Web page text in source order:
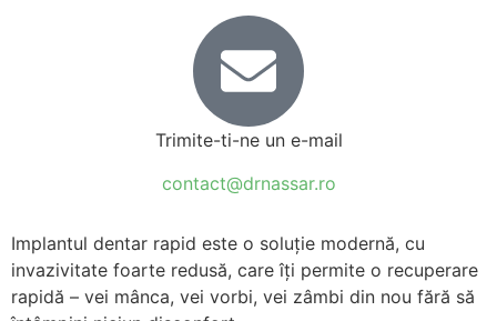
Trimite-ti-ne un e-mail
contact@drnassar.ro
Implantul dentar rapid este o soluție modernă, cu
invazivitate foarte redusă, care îți permite o recuperare
rapidă – vei mânca, vei vorbi, vei zâmbi din nou fără să